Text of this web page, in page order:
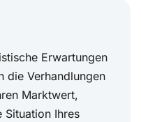
Erwartungen
die Verhandlungen
Marktwert,
Situation Ihres